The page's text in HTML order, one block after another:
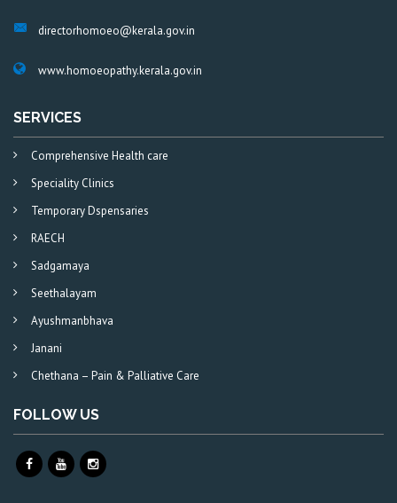
directorhomoeo@kerala.gov.in
www.homoeopathy.kerala.gov.in
SERVICES
Comprehensive Health care
Speciality Clinics
Temporary Dspensaries
RAECH
Sadgamaya
Seethalayam
Ayushmanbhava
Janani
Chethana – Pain & Palliative Care
FOLLOW US